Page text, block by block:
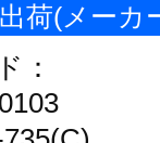
荷(メーカ
：